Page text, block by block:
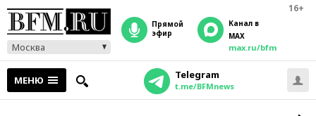
16+
Москва
прямой
эфир
Канал в
MAX
max.ru/bfm
МЕНЮ Telegram
t.me/BFMnews